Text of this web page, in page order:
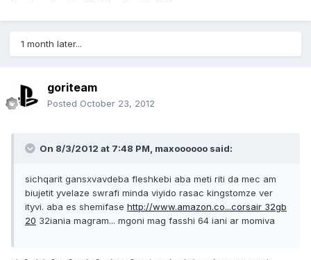
1 month later...
goriteam
Posted October 23, 2012
On 8/3/2012 at 7:48 PM, maxoooooo said:
sichqarit gansxvavdeba fleshkebi aba meti riti da mec am
biujetit yvelaze swrafi minda viyido rasac kingstomze ver
ityvi. aba es shemifase http://www.amazon.co...corsair 32gb
20 32iania magram... mgoni mag fasshi 64 iani ar momiva